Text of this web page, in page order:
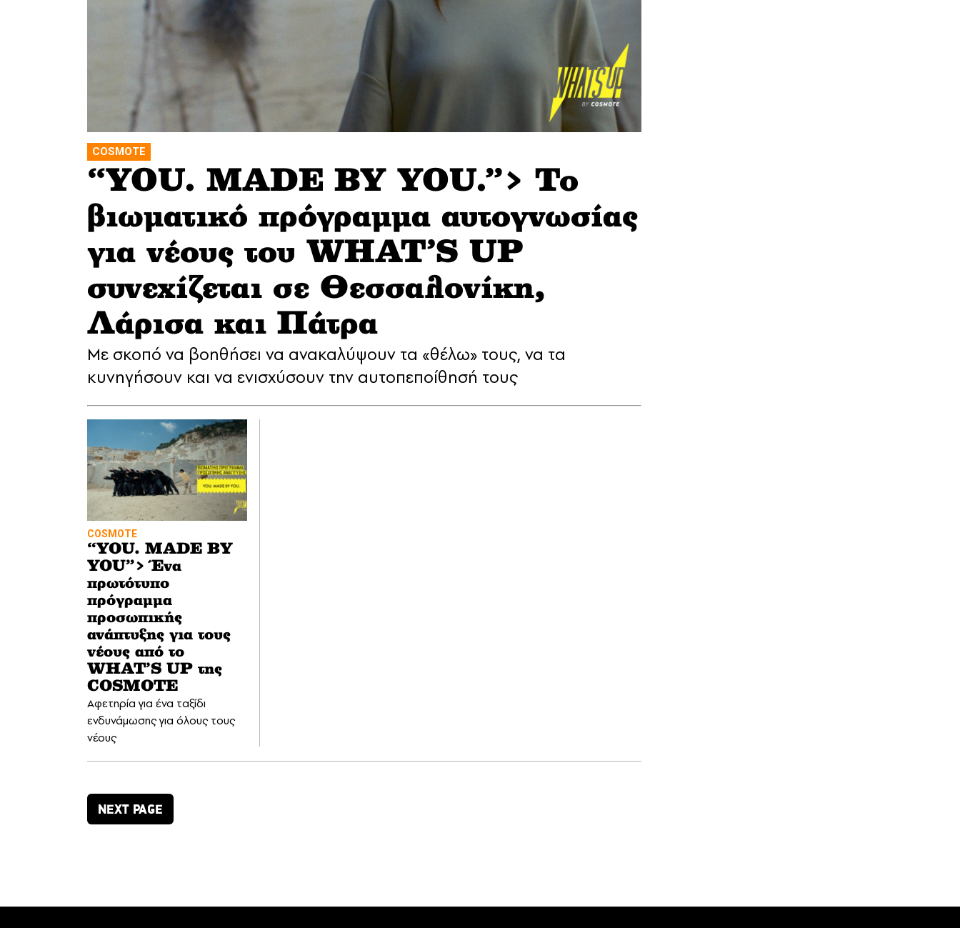
COSMOTE
“YOU. MADE BY YOU.”> Το
βιωματικό πρόγραμμα αυτογνωσίας
για νέους του WHAT’S UP
συνεχίζεται σε Θεσσαλονίκη,
Λάρισα και Πάτρα
Με σκοπό να βοηθήσει να ανακαλύψουν τα «θέλω» τους, να τα
κυνηγήσουν και να ενισχύσουν την αυτοπεποίθησή τους
COSMOTE
“YOU. MADE BY
YOU”> Ένα
πρωτότυπο
πρόγραμμα
προσωπικής
ανάπτυξης για τους
νέους από το
WHAT’S UP της
COSMOTE
Αφετηρία για ένα ταξίδι
ενδυνάμωσης για όλους τους
νέους
NEXT PAGE